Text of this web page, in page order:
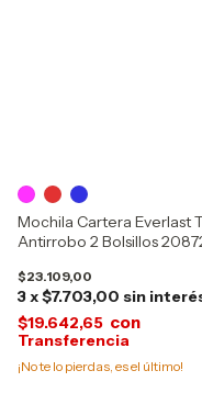
Mochila Cartera Everlast
Antirrobo 2 Bolsillos
$23.109,00
3x$7.703,00 sin
$19.642,65 con
¡No te lo pierdas, es el último!